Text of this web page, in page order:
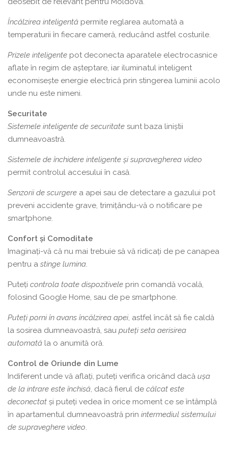
Încălzirea inteligentă permite reglarea automată a
temperaturii în fiecare cameră, reducând astfel costurile.
Prizele inteligente pot deconecta aparatele electrocasnice
aflate în regim de așteptare, iar iluminatul inteligent
economisește energie electrică prin stingerea luminii acolo
unde nu este nimeni.
Securitate
Sistemele inteligente de securitate sunt baza liniștii
dumneavoastră.
Sistemele de închidere inteligente și supravegherea video
permit controlul accesului în casă.
Senzorii de scurgere a apei sau de detectare a gazului pot
preveni accidente grave, trimițându-vă o notificare pe
smartphone.
Confort și Comoditate
Imaginați-vă că nu mai trebuie să vă ridicați de pe canapea
pentru a stinge lumina.
Puteți controla toate dispozitivele prin comandă vocală,
folosind Google Home, sau de pe smartphone.
Puteți porni în avans încălzirea apei, astfel încât să fie caldă
la sosirea dumneavoastră, sau puteți seta aerisirea
automată la o anumită oră.
Control de Oriunde din Lume
Indiferent unde vă aflați, puteți verifica oricând dacă ușa
de la intrare este închisă, dacă fierul de călcat este
deconectat și puteți vedea în orice moment ce se întâmplă
în apartamentul dumneavoastră prin intermediul sistemului
de supraveghere video.